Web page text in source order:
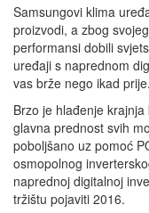
Samsungovi klima
proizvodi, a zbog
performansi dobili
uređaji s naprednom
vas brže nego ikad prije.
Brzo je hlađenje
glavna prednost svih
poboljšano uz pomoć
osmopolnog
naprednoj digitalnoj
tržištu pojaviti 2016.